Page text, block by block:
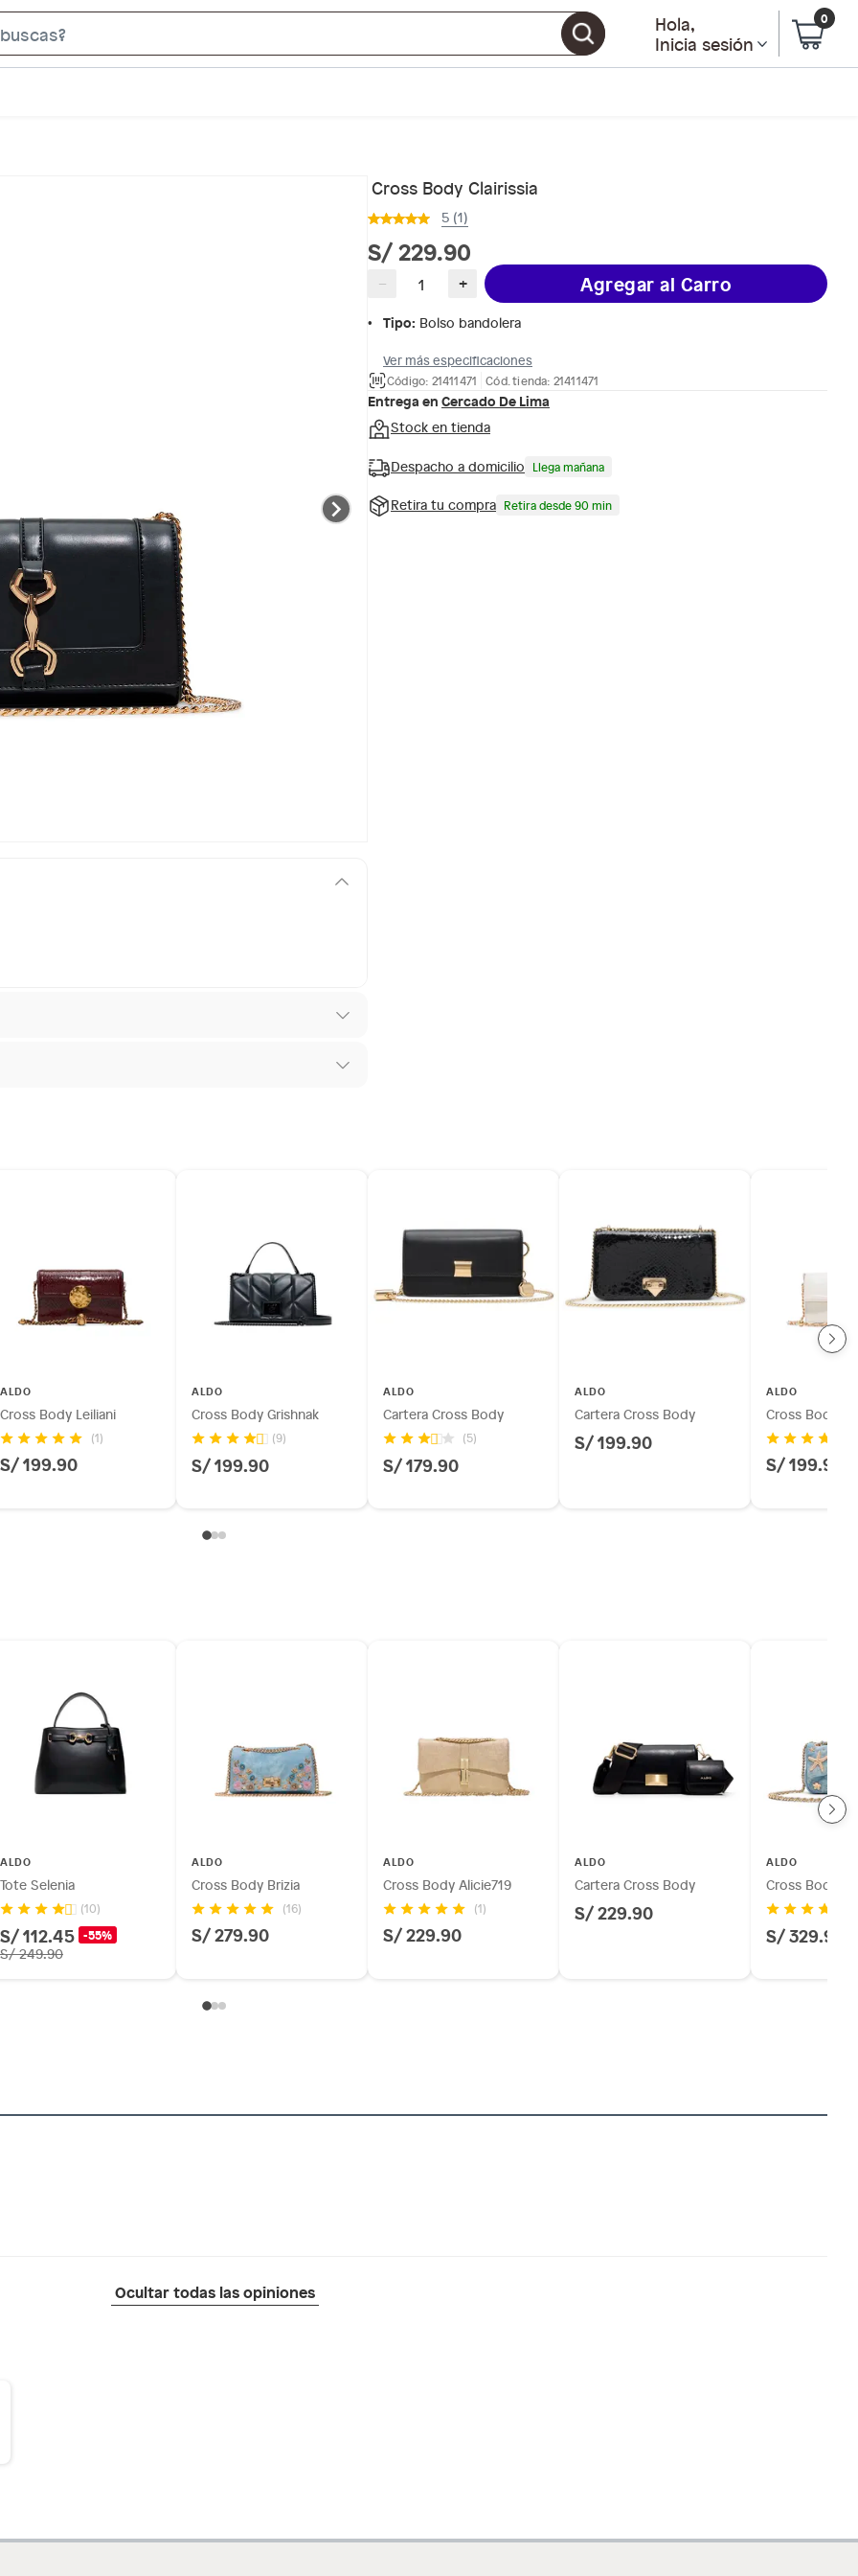
e
Hola,
Inicia sesión
0
diferentes, otras con restricciones y algunas
productos para asfalto.
suplementos alimenticios, vitaminas.
Cross Body Clairissia
5 (1)
S/ 229.90
− + Agregar al Carro
Tipo: Bolso bandolera
Ver más especificaciones
Código: 21411471 Cód. tienda: 21411471
Entrega en Cercado De Lima
Stock en tienda
Despacho a domicilio Llega mañana
Retira tu compra Retira desde 90 min
ALDO
Cross Body Leiliani
(1)
S/ 199.90
ALDO
Cross Body Grishnak
(9)
S/ 199.90
ALDO
Cartera Cross Body
(5)
S/ 179.90
ALDO
Cartera Cross Body
S/ 199.90
ALDO
Cross Body
S/ 199.90
ALDO
Tote Selenia
(10)
S/ 112.45 -55%
S/ 249.90
ALDO
Cross Body Brizia
(16)
S/ 279.90
ALDO
Cross Body Alicie719
(1)
S/ 229.90
ALDO
Cartera Cross Body
S/ 229.90
ALDO
Cross Body
S/ 329.90
Ocultar todas las opiniones